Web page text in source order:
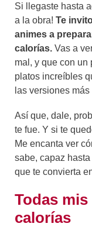
Si llegaste hasta
a la obra! Te
animes a
calorías. Vas a
mal, y que con un
platos increíbles
las versiones
Así que, dale,
te fue. Y si te
Me encanta ver
sabe, capaz
que te convierta
Todas
calorías